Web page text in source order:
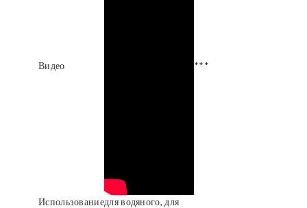
Видео ***
Использованиедля водяного, для